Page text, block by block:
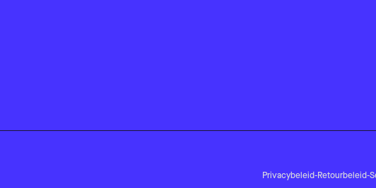
Privacybeleid-Retourbeleid-